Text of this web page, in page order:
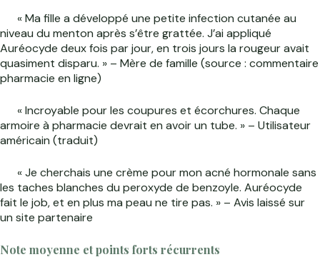
« Ma fille a développé une petite infection cutanée au
niveau du menton après s’être grattée. J’ai appliqué
Auréocyde deux fois par jour, en trois jours la rougeur avait
quasiment disparu. » – Mère de famille (source : commentaire
pharmacie en ligne)
« Incroyable pour les coupures et écorchures. Chaque
armoire à pharmacie devrait en avoir un tube. » – Utilisateur
américain (traduit)
« Je cherchais une crème pour mon acné hormonale sans
les taches blanches du peroxyde de benzoyle. Auréocyde
fait le job, et en plus ma peau ne tire pas. » – Avis laissé sur
un site partenaire
Note moyenne et points forts récurrents